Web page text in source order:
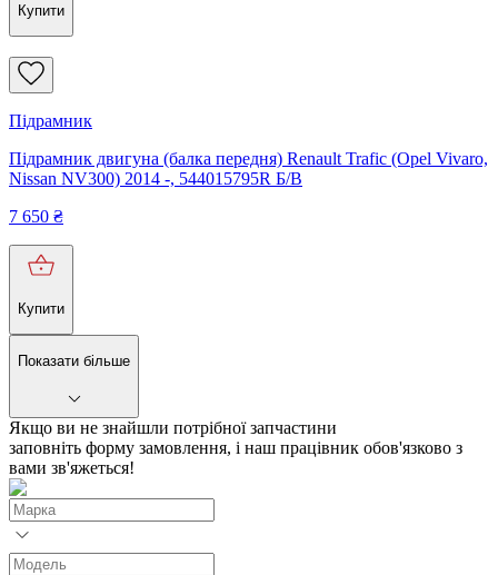
Купити
Підрамник
Підрамник двигуна (балка передня) Renault Trafic (Opel Vivaro,
Nissan NV300) 2014 -, 544015795R Б/В
7 650 ₴
Купити
Показати більше
Якщо ви не знайшли потрібної запчастини
заповніть форму замовлення, і наш працівник обов'язково з
вами зв'яжеться!